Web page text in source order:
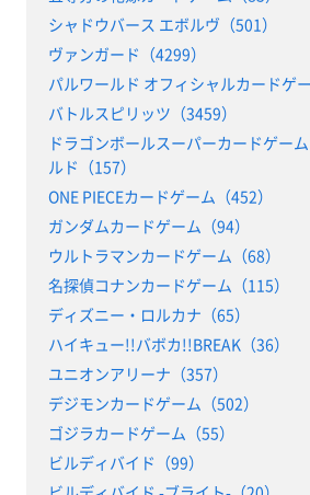
シャドウバース エボルヴ（501）
ヴァンガード（4299）
パルワールド オフィシャルカードゲー
バトルスピリッツ（3459）
ドラゴンボールスーパーカードゲー
ルド（157）
ONE PIECEカードゲーム（452）
ガンダムカードゲーム（94）
ウルトラマンカードゲーム（68）
名探偵コナンカードゲーム（115）
ディズニー・ロルカナ（65）
ハイキュー!!バボカ!!BREAK（36）
ユニオンアリーナ（357）
デジモンカードゲーム（502）
ゴジラカードゲーム（55）
ビルディバイド（99）